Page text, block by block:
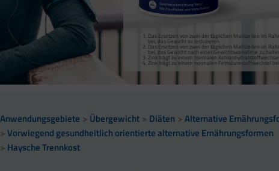
Das Ersetzen von zwei der täglichen Mahlzeiten im
bei, das Gewicht zu reduzieren.
Das Ersetzen von zwei der täglichen Mahlzeiten im
bei, das Gewicht nach einer Gewichtsabnahme zu
Zink trägt zu einem normalen Kohlenhydratstoffwechsel
Zink trägt zu einem normalen Fettsäurestoffwechsel bei.
Das Ersetzen von zwei der täglichen Mahlzeiten im
bei, das Gewicht zu reduzieren.
Das Ersetzen von zwei der täglichen Mahlzeiten im
bei, das Gewicht nach einer Gewichtsabnahme zu
Zink trägt zu einem normalen Kohlenhydratstoffwechsel
Zink trägt zu einem normalen Fettsäurestoffwechsel bei.
Proteine tragen zur Erhaltung von Muskelmasse bei.
Anwendungsgebiete Übergewicht Diäten
Alternative
Vorwiegend gesundheitlich orientierte alternative Ernährungsformen
Haysche Trennkost